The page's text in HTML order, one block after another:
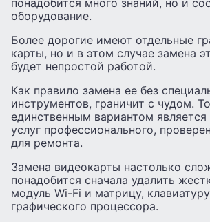
оборудование.
Более дорогие имеют отдельные
карты, но и в этом случае замена
будет непростой работой.
Как правило замена ее без
инструментов, граничит с чудом.
единственным вариантом является
услуг профессионального,
для ремонта.
Замена видеокарты настолько
понадобится сначала удалить
модуль Wi-Fi и матрицу,
графического процессора.